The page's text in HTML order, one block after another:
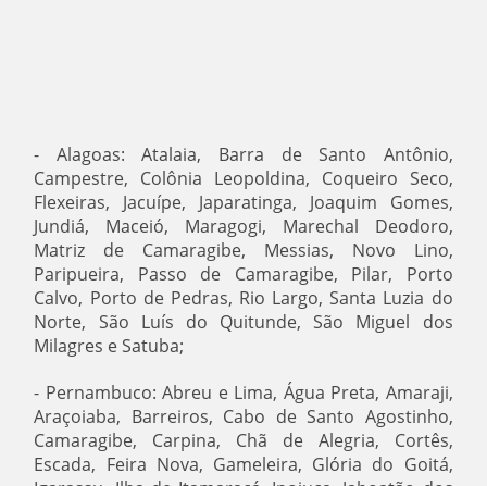
- Alagoas: Atalaia, Barra de Santo Antônio,
Campestre, Colônia Leopoldina, Coqueiro Seco,
Flexeiras, Jacuípe, Japaratinga, Joaquim Gomes,
Jundiá, Maceió, Maragogi, Marechal Deodoro,
Matriz de Camaragibe, Messias, Novo Lino,
Paripueira, Passo de Camaragibe, Pilar, Porto
Calvo, Porto de Pedras, Rio Largo, Santa Luzia do
Norte, São Luís do Quitunde, São Miguel dos
Milagres e Satuba;
- Pernambuco: Abreu e Lima, Água Preta, Amaraji,
Araçoiaba, Barreiros, Cabo de Santo Agostinho,
Camaragibe, Carpina, Chã de Alegria, Cortês,
Escada, Feira Nova, Gameleira, Glória do Goitá,